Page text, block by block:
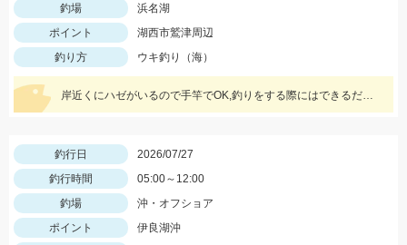
釣場
浜名湖
ポイント
湖西市鷲津周辺
釣り方
ウキ釣り（海）
岸近くにハゼがいるので手竿でOK,釣りをする際にはできるだけ水辺から離れて釣るとハゼの警戒が薄れ釣りやすくなりますよ。また暑いので暑さ対策や水分補給を忘れずに。
釣行日
2026/07/27
釣行時間
05:00～12:00
釣場
沖・オフショア
ポイント
伊良湖沖